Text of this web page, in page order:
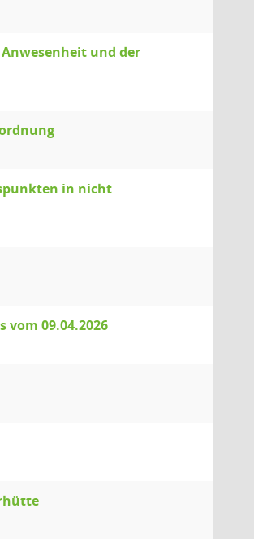
und der
in nicht
09.04.2026